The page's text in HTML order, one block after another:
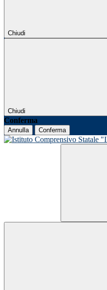
Chiudi
Chiudi
Conferma
Annulla Conferma